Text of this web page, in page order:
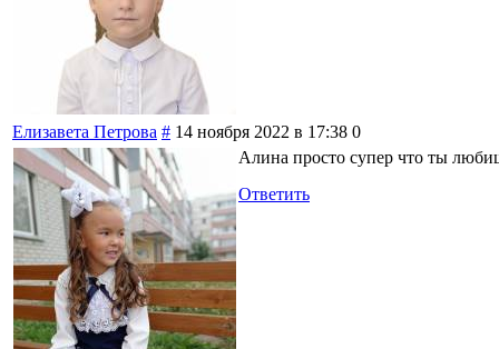
Елизавета Петрова # 14 ноября 2022 в 17:38 0
Алина просто супер что ты
Ответить